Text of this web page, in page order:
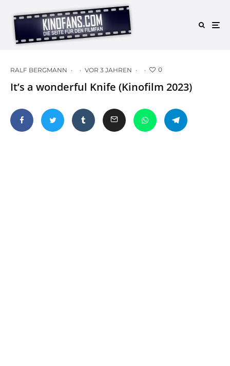
RALF BERGMANN · · VOR 3 JAHREN · · 0
It’s a wonderful Knife (Kinofilm 2023)